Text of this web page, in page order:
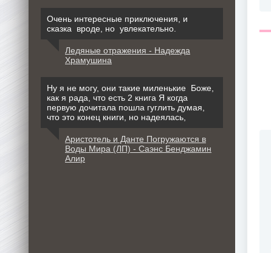
Очень интересные приключения, и
сказка вроде, но увлекательно.
Ледяные отражения - Надежда
Храмушина
Ну я не могу, они такие миленькие Боже,
как я рада, что есть 2 книга Я когда
первую дочитала пошла гуглить думая,
что это конец книги, но надеялась,
Аристотель и Данте Погружаются в
Воды Мира (ЛП) - Саэнс Бенджамин
Алир